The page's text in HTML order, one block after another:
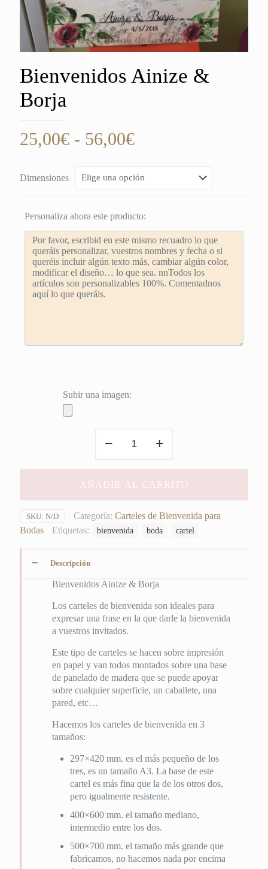
Bienvenidos Ainize &
Borja
25,00€ - 56,00€Rango
precios:
25,00€
hasta
56,00€
Dimensiones
Personaliza ahora este producto:
Subir una imagen:
Ainize
Borja
cantidad
AÑADIR AL CARRITO
SKU: N/D Categoría: Carteles de Bienvenida para
Bodas
Etiquetas: bienvenida boda cartel
Descripción
Bienvenidos Ainize & Borja
Los carteles de bienvenida son ideales para
expresar una frase en la que darle la bienvenida
a vuestros invitados.
Este tipo de carteles se hacen sobre impresión
en papel y van todos montados sobre una base
de panelado de madera que se puede apoyar
sobre cualquier superficie, un caballete, una
pared, etc…
Hacemos los carteles de bienvenida en 3
tamaños:
297×420 mm. es el más pequeño de los
tres, es un tamaño A3. La base de este
cartel es más fina que la de los otros dos,
pero igualmente resistente.
400×600 mm. el tamaño mediano,
intermedio entre los dos.
500×700 mm. el tamaño más grande que
fabricamos, no hacemos nada por encima